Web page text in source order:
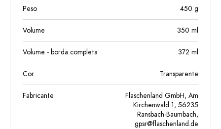
Peso 450 g
Volume 350 ml
Volume - borda completa 372 ml
Cor Transparente
Fabricante
Flaschenland GmbH, Am
Kirchenwald 1, 56235
Ransbach-Baumbach,
gpsr@flaschenland.de